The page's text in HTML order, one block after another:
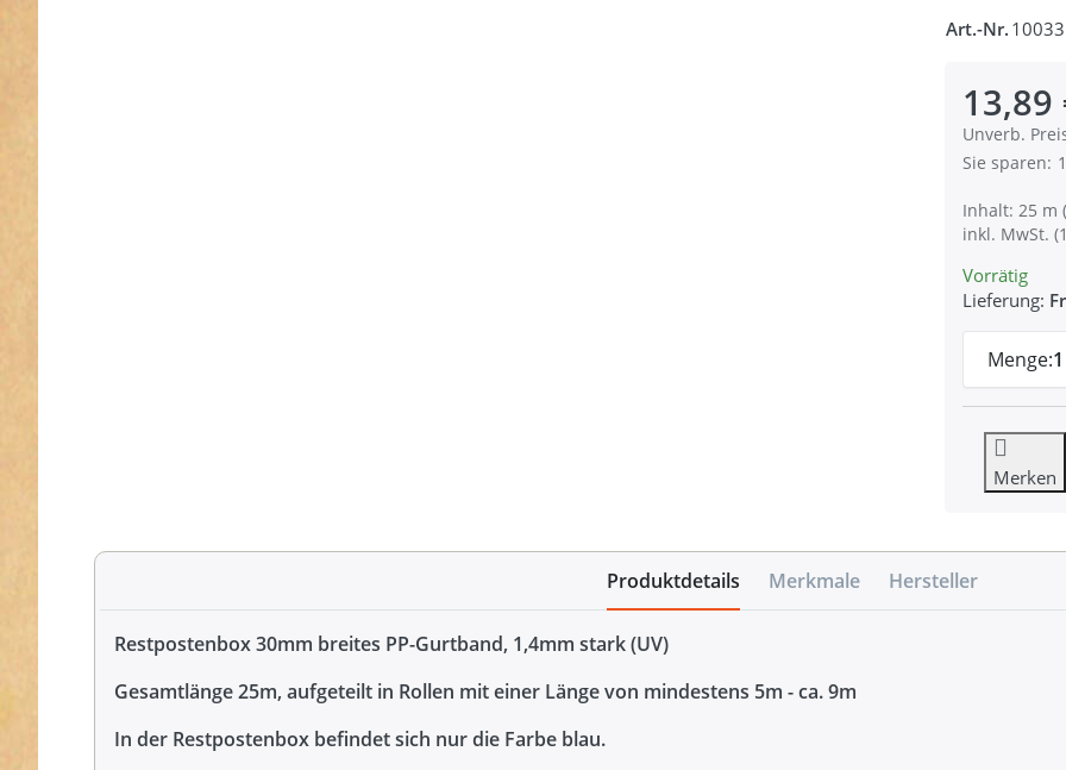
Art.-Nr.
13,89
Unverb.
Die UVP ist
Sie sparen:
Inhalt: 25 m
inkl. MwSt.
Vorrätig
Lieferung:
Menge:1
Merken
Produktdetails Merkmale Hersteller
Restpostenbox 30mm breites PP-Gurtband, 1,4mm stark (UV)
Gesamtlänge 25m, aufgeteilt in Rollen mit einer Länge von mindestens 5m - ca. 9m
In der Restpostenbox befindet sich nur die Farbe blau.